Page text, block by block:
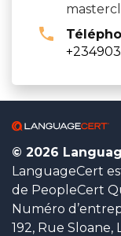
© 2026
LanguageCert
de PeopleCert
Numéro
192, Rue Sloane,